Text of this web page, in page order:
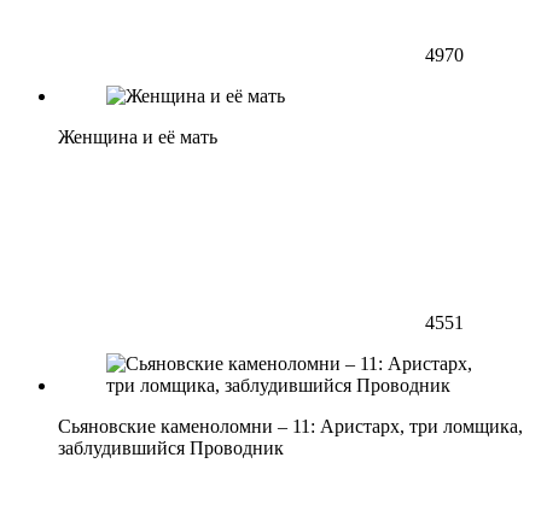
4970
Женщина и её мать
4551
Сьяновские каменоломни – 11: Аристарх, три ломщика,
заблудившийся Проводник